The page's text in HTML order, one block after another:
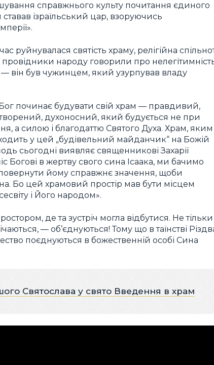
справжнього культу почитання єдиного
ізраїльський цар, взоруючись
святість храму, релігійна
провідники народу говорили про
він був чужинцем, який узурпував владу
починає будувати свій храм — правдивий,
духоносний, який будується не при
а силою і благодаттю Святого Духа. Храм, яким
у цей „будівельний майданчик“ на Божій
сьогодні виявляє священникові Захарії
Богові в жертву свого сина Ісаака, ми бачимо
йому справжнє значення, щоби
Бо цей храмовий простір мав бути місцем
і Його народом».
де та зустріч могла відбутися. Не тільки
— об’єднуються! Тому що в таїнстві
поєднуються в божественній особі Сина
Святослава у свято Введення в храм